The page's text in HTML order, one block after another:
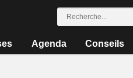
Agenda Conseils